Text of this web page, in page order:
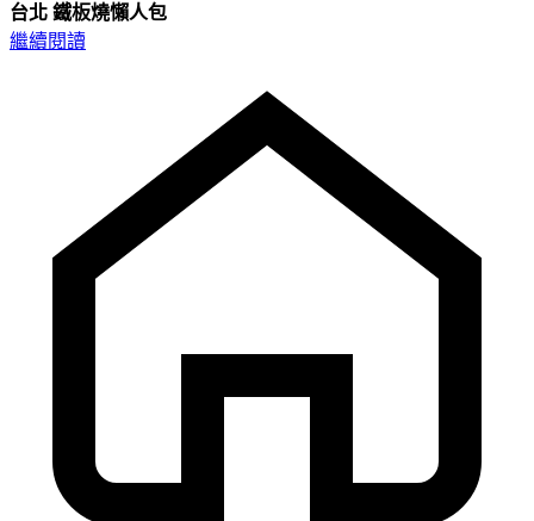
台北 鐵板燒懶人包
繼續閱讀